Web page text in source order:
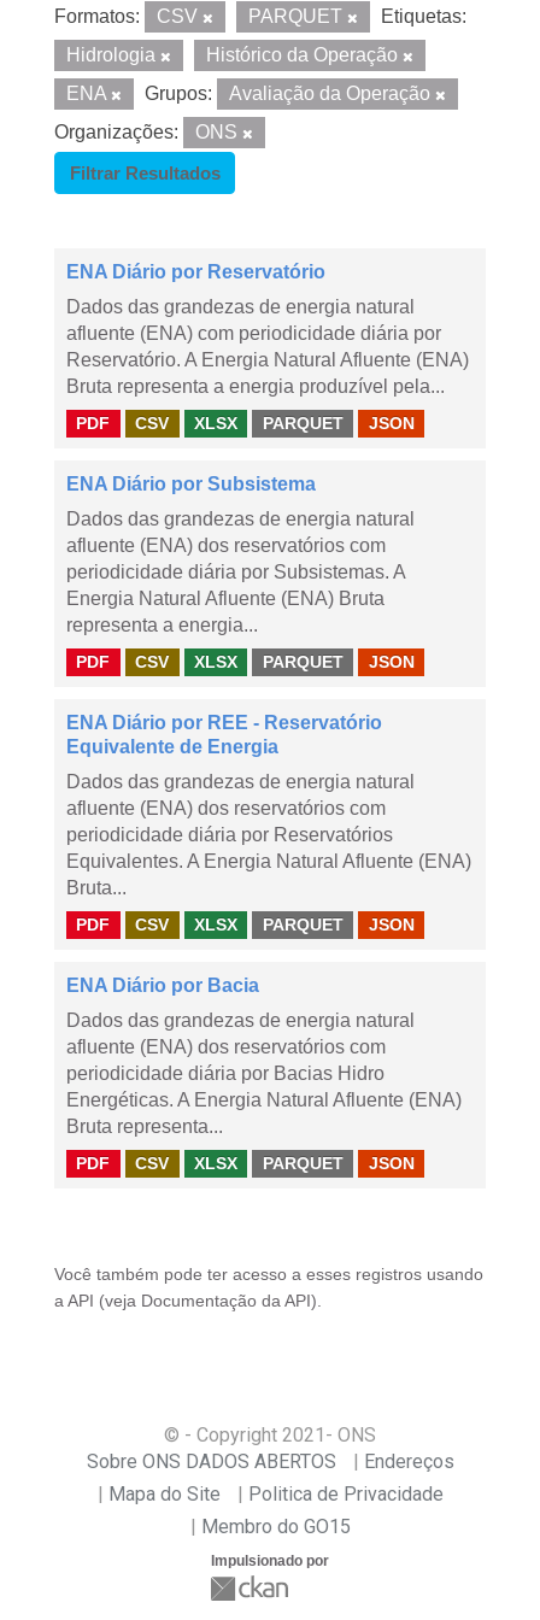
Formatos: CSV PARQUET
Etiquetas:
Hidrologia
Histórico da Operação
ENA
Grupos:
Avaliação da Operação
Organizações:
ONS
Filtrar Resultados
ENA Diário por Reservatório
Dados das grandezas de energia natural
afluente (ENA) com periodicidade diária por
Reservatório. A Energia Natural Afluente (ENA)
Bruta representa a energia produzível pela...
PDF CSV XLSX PARQUET JSON
ENA Diário por Subsistema
Dados das grandezas de energia natural
afluente (ENA) dos reservatórios com
periodicidade diária por Subsistemas. A
Energia Natural Afluente (ENA) Bruta
representa a energia...
PDF CSV XLSX PARQUET JSON
ENA Diário por REE - Reservatório
Equivalente de Energia
Dados das grandezas de energia natural
afluente (ENA) dos reservatórios com
periodicidade diária por Reservatórios
Equivalentes. A Energia Natural Afluente (ENA)
Bruta...
PDF CSV XLSX PARQUET JSON
ENA Diário por Bacia
Dados das grandezas de energia natural
afluente (ENA) dos reservatórios com
periodicidade diária por Bacias Hidro
Energéticas. A Energia Natural Afluente (ENA)
Bruta representa...
PDF CSV XLSX PARQUET JSON
Você também pode ter acesso a esses registros usando
a API (veja Documentação da API ).
© - Copyright 2021 - ONS
Sobre ONS DADOS ABERTOS
Endereços
Mapa do Site
Politica de Privacidade
Membro do GO15
Impulsionado por